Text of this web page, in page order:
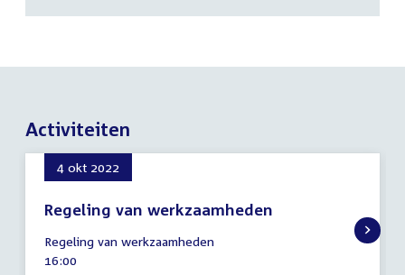
Activiteiten
4 okt 2022
Regeling van werkzaamheden
oktober
2022
Regeling van werkzaamheden
Tijd
16:00